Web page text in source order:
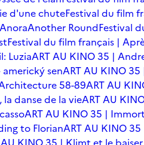
d'une chuteFestival du film
AnoraAnother RoundFestival
Festival du film français |
LuziaART AU KINO 35 |
senART AU KINO 35
58-89ART AU
danse de la vieART AU
ART AU KINO 35 |
to FlorianART AU KINO 35